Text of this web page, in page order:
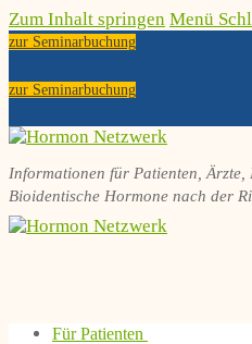
Zum Inhalt springen Menü
zur Seminarbuchung
zur Seminarbuchung
Informationen für Patienten,
Bioidentische Hormone nach der
Für Patienten